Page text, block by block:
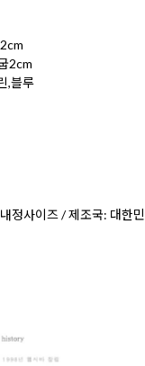
2cm
,블루
정사이즈 / 제조국: 대한민